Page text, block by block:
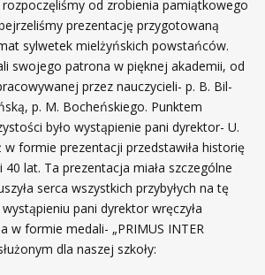
od zrobienia pamiątkowego
prezentację przygotowaną
sylwetek mielżyńskich powstańców.
swojego patrona w pięknej akademii, od
przez nauczycieli- p. B. Bil-
p. M. Bocheńskiego. Punktem
było wystąpienie pani dyrektor- U.
formie prezentacji przedstawiła historię
40 lat. Ta prezentacja miała szczególne
serca wszystkich przybyłych na tę
pani dyrektor wręczyła
w formie medali- „PRIMUS INTER
dla naszej szkoły: